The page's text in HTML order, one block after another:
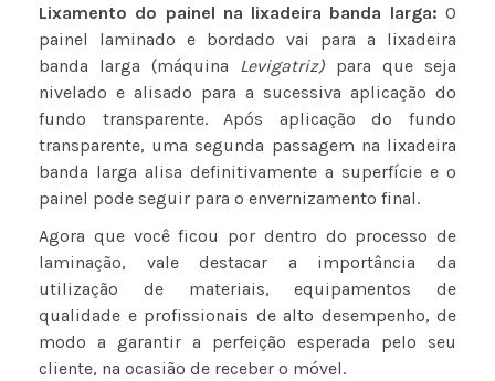
Lixamento do painel na lixadeira banda larga: O
painel laminado e bordado vai para a lixadeira
banda larga (máquina Levigatriz) para que seja
nivelado e alisado para a sucessiva aplicação do
fundo transparente. Após aplicação do fundo
transparente, uma segunda passagem na lixadeira
banda larga alisa definitivamente a superfície e o
painel pode seguir para o envernizamento final.
Agora que você ficou por dentro do processo de
laminação, vale destacar a importância da
utilização de materiais, equipamentos de
qualidade e profissionais de alto desempenho, de
modo a garantir a perfeição esperada pelo seu
cliente, na ocasião de receber o móvel.